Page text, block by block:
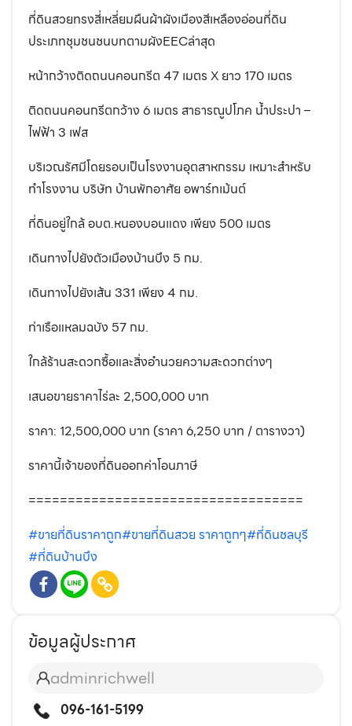
ที่ดินสวยทรงสี่เหลี่ยมผืนผ้าผังเมืองสีเหลืองอ่อนที่ดิน
ประเภทชุมชนชนบทตามผังEECล่าสุด
หน้ากว้างติดถนนคอนกรีต 47 เมตร X ยาว 170 เมตร
ติดถนนคอนกรีตกว้าง 6 เมตร สาธารณูปโภค น้ำประปา –
ไฟฟ้า 3 เฟส
บริเวณรัศมีโดยรอบเป็นโรงงานอุตสาหกรรม เหมาะสำหรับ
ทำโรงงาน บริษัท บ้านพักอาศัย อพาร์ทเม้นต์
ที่ดินอยู่ใกล้ อบต.หนองบอนแดง เพียง 500 เมตร
เดินทางไปยังตัวเมืองบ้านบึง 5 กม.
เดินทางไปยังเส้น 331 เพียง 4 กม.
ท่าเรือแหลมฉบัง 57 กม.
ใกล้ร้านสะดวกซื้อและสิ่งอำนวยความสะดวกต่างๆ
เสนอขายราคาไร่ละ 2,500,000 บาท
ราคา: 12,500,000 บาท (ราคา 6,250 บาท / ตารางวา)
ราคานี้เจ้าของที่ดินออกค่าโอนภาษี
===================================
#ขายที่ดินราคาถูก#ขายที่ดินสวย ราคาถูกๆ#ที่ดินชลบุรี
#ที่ดินบ้านบึง
ข้อมูลผู้ประกาศ
adminrichwell
096-161-5199